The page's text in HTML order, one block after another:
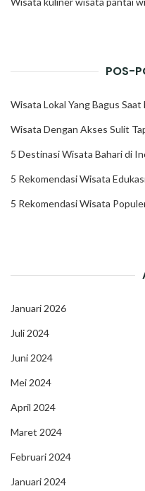
POS-
Wisata Lokal Yang Bagus Saat
Wisata Dengan Akses Sulit
5 Destinasi Wisata Bahari di
5 Rekomendasi Wisata
5 Rekomendasi Wisata
Januari 2026
Juli 2024
Juni 2024
Mei 2024
April 2024
Maret 2024
Februari 2024
Januari 2024